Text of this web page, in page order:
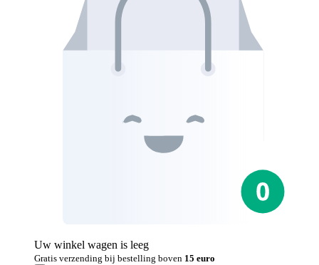
Uw winkel wagen is leeg
Gratis verzending bij bestelling boven 15 euro